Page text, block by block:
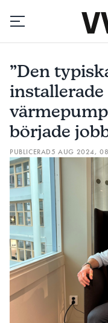
Hantera
Lediga jobb
Annonsera
Läs E-
Om tidningen
Kontakt
Information om
Search for:
”Den
installerade
började
PUBLICERAD5 AUG 2024,